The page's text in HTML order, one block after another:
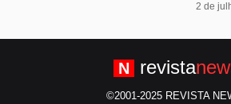
2 de
N revista
©2001-2025 REVISTA